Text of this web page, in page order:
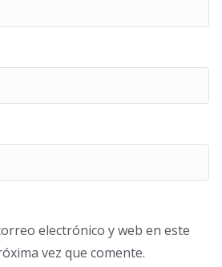
electrónico y web en este
vez que comente.